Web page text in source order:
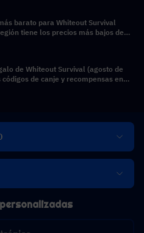
barato para Whiteout Survival
tiene los precios más bajos de
de Whiteout Survival (agosto de
de canje y recompensas en